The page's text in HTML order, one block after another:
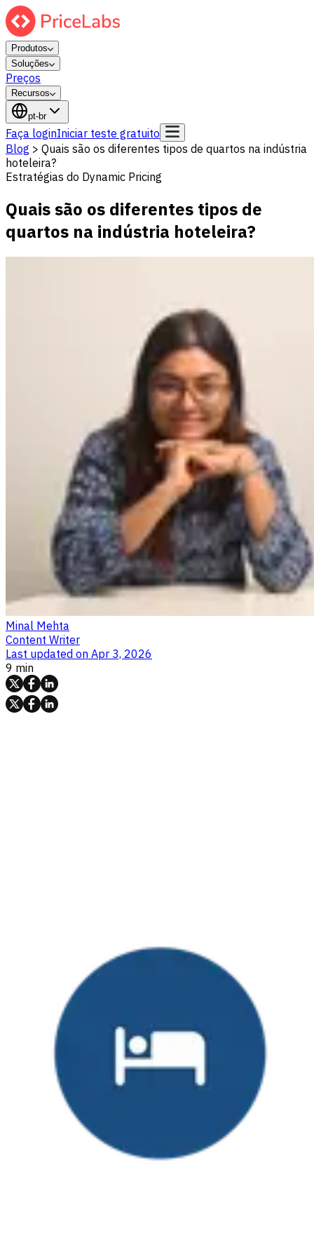
Produtos
Soluções
Preços
Recursos
pt-br
Faça loginIniciar teste gratuito
Blog > Quais são os diferentes tipos de quartos na indústria
hoteleira?
Estratégias do Dynamic Pricing
Quais são os diferentes tipos de
quartos na indústria hoteleira?
Minal Mehta
Content Writer
Last updated on Apr 3, 2026
9 min